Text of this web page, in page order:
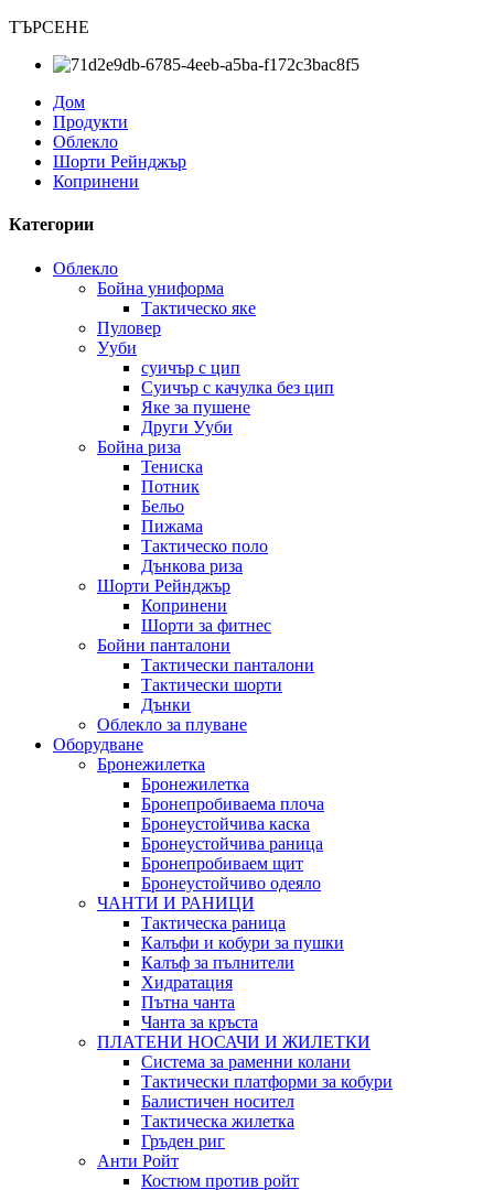
ТЪРСЕНЕ
Дом
Продукти
Облекло
Шорти Рейнджър
Копринени
Категории
Облекло
Бойна униформа
Тактическо яке
Пуловер
Ууби
суичър с цип
Суичър с качулка без цип
Яке за пушене
Други Ууби
Бойна риза
Тениска
Потник
Бельо
Пижама
Тактическо поло
Дънкова риза
Шорти Рейнджър
Копринени
Шорти за фитнес
Бойни панталони
Тактически панталони
Тактически шорти
Дънки
Облекло за плуване
Оборудване
Бронежилетка
Бронежилетка
Бронепробиваема плоча
Бронеустойчива каска
Бронеустойчива раница
Бронепробиваем щит
Бронеустойчиво одеяло
ЧАНТИ И РАНИЦИ
Тактическа раница
Калъфи и кобури за пушки
Калъф за пълнители
Хидратация
Пътна чанта
Чанта за кръста
ПЛАТЕНИ НОСАЧИ И ЖИЛЕТКИ
Система за раменни колани
Тактически платформи за кобури
Балистичен носител
Тактическа жилетка
Гръден риг
Анти Ройт
Костюм против ройт